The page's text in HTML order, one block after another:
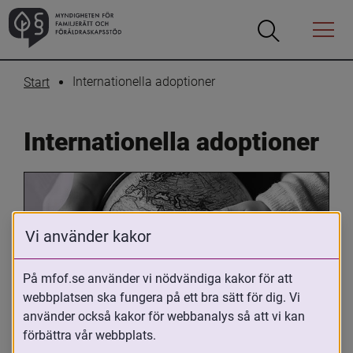
Öppna
Öppna
Menyn
Start Internationella adoptioner
Internationella adoptioner
Oavsett om du är adopterad,
adoptivförälder eller arbetar med
Vi använder kakor
På mfof.se använder vi nödvändiga kakor för att
webbplatsen ska fungera på ett bra sätt för dig. Vi
använder också kakor för webbanalys så att vi kan
förbättra vår webbplats.